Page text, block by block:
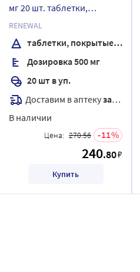
мг 20 шт. таблетки,
покрытые пленочной
оболочкой
RENEWAL
таблетки, покрытые пленочной оболочкой
Дозировка 500 мг
20 шт в уп.
Доставим в аптекузавтра
В наличии
Цена: 270.56 11
240.80₽
Купить